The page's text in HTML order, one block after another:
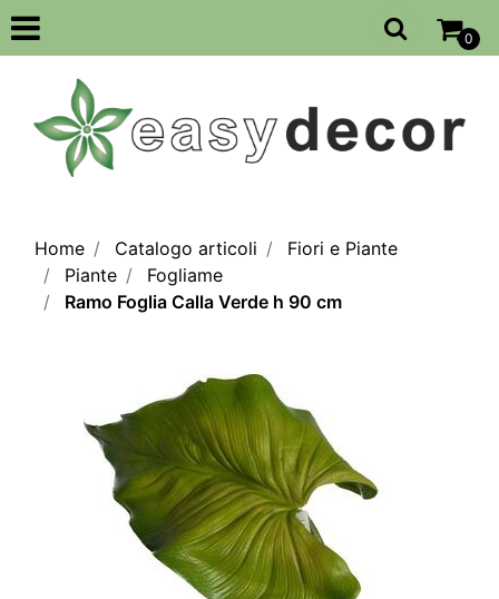
Open
0
Home Catalogo articoli
Fiori e Piante
Piante
Fogliame
Ramo Foglia Calla Verde h 90 cm